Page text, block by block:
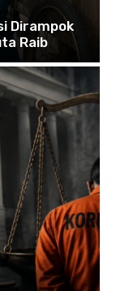
Dirampok
Raib